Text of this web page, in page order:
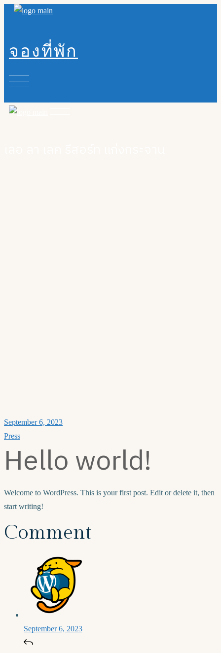
Skip
content
จองที่พัก
September 6, 2023
Press
Hello world!
Welcome to WordPress. This is your first post. Edit or delete it, then
start writing!
Comment
September 6, 2023